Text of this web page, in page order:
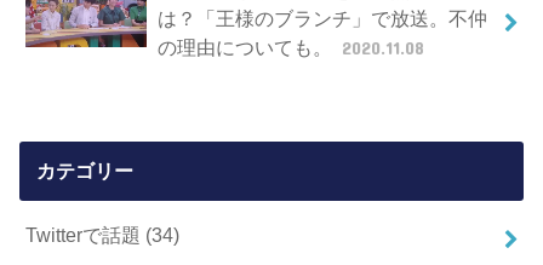
は？「王様のブランチ」で放送。不仲
の理由についても。
2020.11.08
カテゴリー
Twitterで話題 (34)